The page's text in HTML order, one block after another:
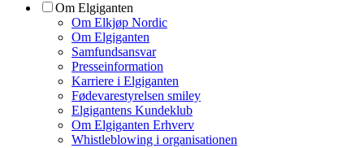
Om Elgiganten
Om Elkjøp Nordic
Om Elgiganten
Samfundsansvar
Presseinformation
Karriere i Elgiganten
Fødevarestyrelsen smiley
Elgigantens Kundeklub
Om Elgiganten Erhverv
Whistleblowing i organisationen